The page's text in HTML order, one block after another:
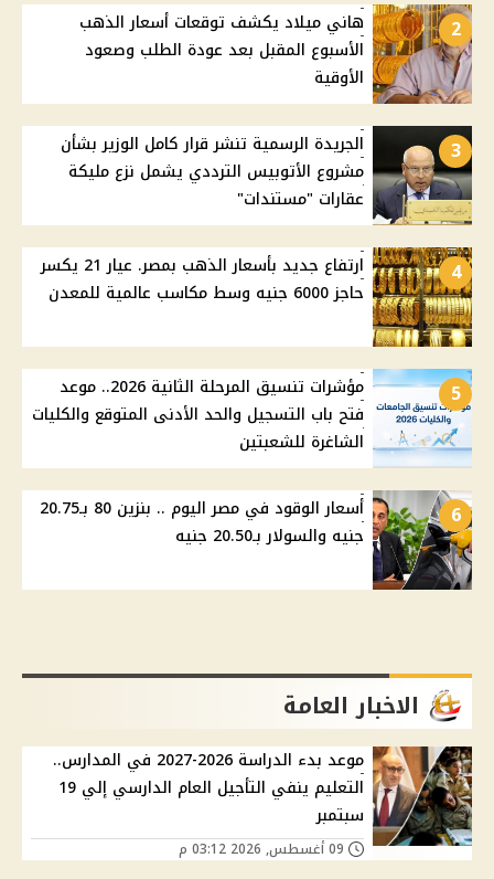
2
هاني ميلاد يكشف توقعات أسعار الذهب
الأسبوع المقبل بعد عودة الطلب وصعود
الأوقية
3
الجريدة الرسمية تنشر قرار كامل الوزير بشأن
مشروع الأتوبيس الترددي يشمل نزع مليكة
عقارات "مستندات"
4
ارتفاع جديد بأسعار الذهب بمصر. عيار 21 يكسر
حاجز 6000 جنيه وسط مكاسب عالمية للمعدن
5
مؤشرات تنسيق المرحلة الثانية 2026.. موعد
فتح باب التسجيل والحد الأدنى المتوقع والكليات
الشاغرة للشعبتين
6
أسعار الوقود في مصر اليوم .. بنزين 80 بـ20.75
جنيه والسولار بـ20.50 جنيه
الاخبار العامة
موعد بدء الدراسة 2026-2027 في المدارس..
التعليم ينفي التأجيل العام الدارسي إلي 19
سبتمبر